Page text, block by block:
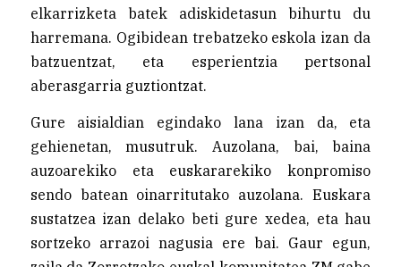
elkarrizketa batek adiskidetasun bihurtu du
harremana. Ogibidean trebatzeko eskola izan da
batzuentzat, eta esperientzia pertsonal
aberasgarria guztiontzat.
Gure aisialdian egindako lana izan da, eta
gehienetan, musutruk. Auzolana, bai, baina
auzoarekiko eta euskararekiko konpromiso
sendo batean oinarritutako auzolana. Euskara
sustatzea izan delako beti gure xedea, eta hau
sortzeko arrazoi nagusia ere bai. Gaur egun,